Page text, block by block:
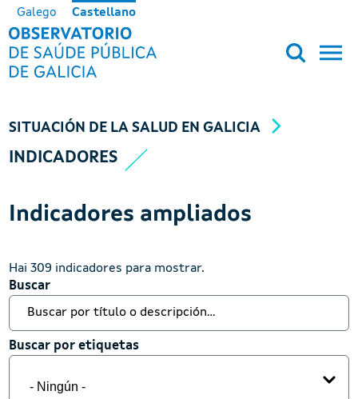
Pasar al contenido principal
Galego Castellano
OBSERVATORIO DE SALUD
SITUACIÓN DE LA SALUD EN GALICIA
INDICADORES
Indicadores ampliados
Hai 309 indicadores para mostrar.
Buscar
Buscar
Buscar por etiquetas
Buscar por etiquetas